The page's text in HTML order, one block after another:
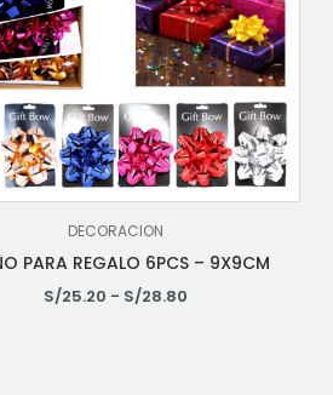
DECORACION
PARA REGALO 6PCS – 9X9CM
S/25.20 - S/28.80